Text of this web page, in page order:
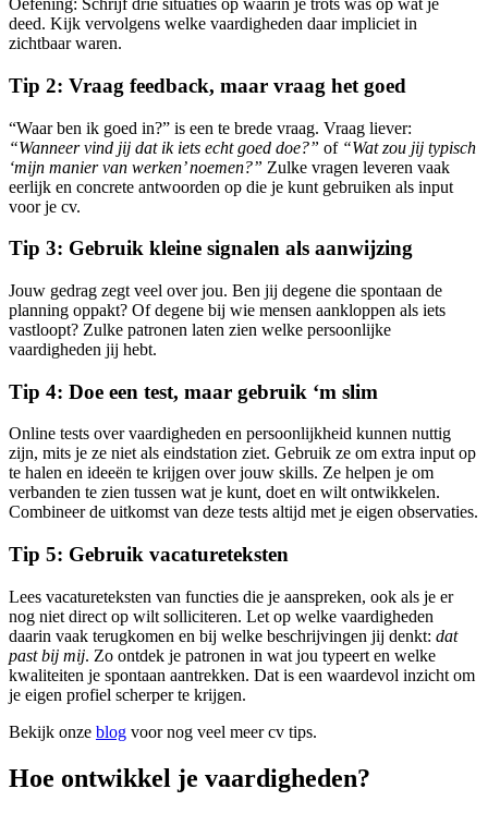
Oefening: Schrijf drie situaties op waarin je trots was op wat je
deed. Kijk vervolgens welke vaardigheden daar impliciet in
zichtbaar waren.
Tip 2: Vraag feedback, maar vraag het goed
“Waar ben ik goed in?” is een te brede vraag. Vraag liever:
“Wanneer vind jij dat ik iets echt goed doe?” of “Wat zou jij typisch
‘mijn manier van werken’ noemen?” Zulke vragen leveren vaak
eerlijk en concrete antwoorden op die je kunt gebruiken als input
voor je cv.
Tip 3: Gebruik kleine signalen als aanwijzing
Jouw gedrag zegt veel over jou. Ben jij degene die spontaan de
planning oppakt? Of degene bij wie mensen aankloppen als iets
vastloopt? Zulke patronen laten zien welke persoonlijke
vaardigheden jij hebt.
Tip 4: Doe een test, maar gebruik ‘m slim
Online tests over vaardigheden en persoonlijkheid kunnen nuttig
zijn, mits je ze niet als eindstation ziet. Gebruik ze om extra input op
te halen en ideeën te krijgen over jouw skills. Ze helpen je om
verbanden te zien tussen wat je kunt, doet en wilt ontwikkelen.
Combineer de uitkomst van deze tests altijd met je eigen observaties.
Tip 5: Gebruik vacatureteksten
Lees vacatureteksten van functies die je aanspreken, ook als je er
nog niet direct op wilt solliciteren. Let op welke vaardigheden
daarin vaak terugkomen en bij welke beschrijvingen jij denkt: dat
past bij mij. Zo ontdek je patronen in wat jou typeert en welke
kwaliteiten je spontaan aantrekken. Dat is een waardevol inzicht om
je eigen profiel scherper te krijgen.
Bekijk onze blog voor nog veel meer cv tips.
Hoe ontwikkel je vaardigheden?